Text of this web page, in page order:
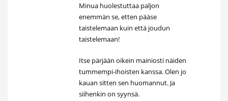
Minua huolestuttaa paljon
enemmän se, etten pääse
taistelemaan kuin että joudun
taistelemaan!
Itse pärjään oikein mainiosti näiden
tummempi-ihoisten kanssa. Olen jo
kauan sitten sen huomannut. Ja
siihenkin on syynsä.